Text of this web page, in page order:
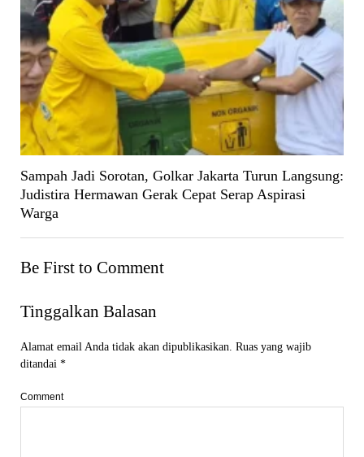
Sampah Jadi Sorotan, Golkar Jakarta Turun Langsung:
Judistira Hermawan Gerak Cepat Serap Aspirasi
Warga
Be First to Comment
Tinggalkan Balasan
Alamat email Anda tidak akan dipublikasikan. Ruas yang wajib
ditandai *
Comment